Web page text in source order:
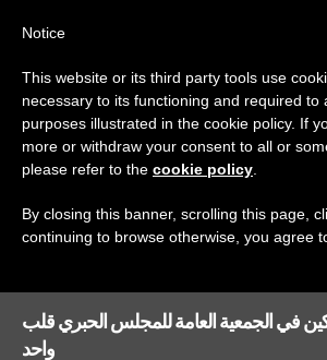
MONTH
February,
DERNIÈRES NOUVELLES
في الجمعية العامة للمجلس الحبري قلب
واحد
Notice
This website or its third party tools use
necessary to its functioning and required to
purposes illustrated in the cookie policy. If
more or withdraw your consent to all or
please refer to the cookie policy
By closing this banner, scrolling this page,
continuing to browse otherwise, you agree